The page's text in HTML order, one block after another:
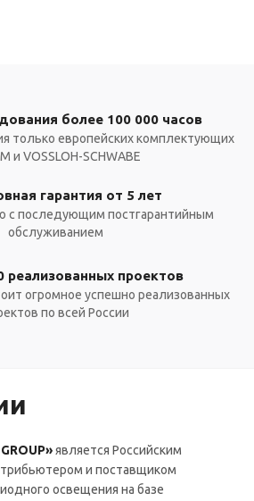
более 100 000 часов
только европейских комплектующих
и VOSSLOH-SCHWABE
гарантия от 5 лет
с последующим постгарантийным
обслуживанием
реализованных проектов
огромное успешно реализованных
по всей России
является Российским
и поставщиком
освещения на базе